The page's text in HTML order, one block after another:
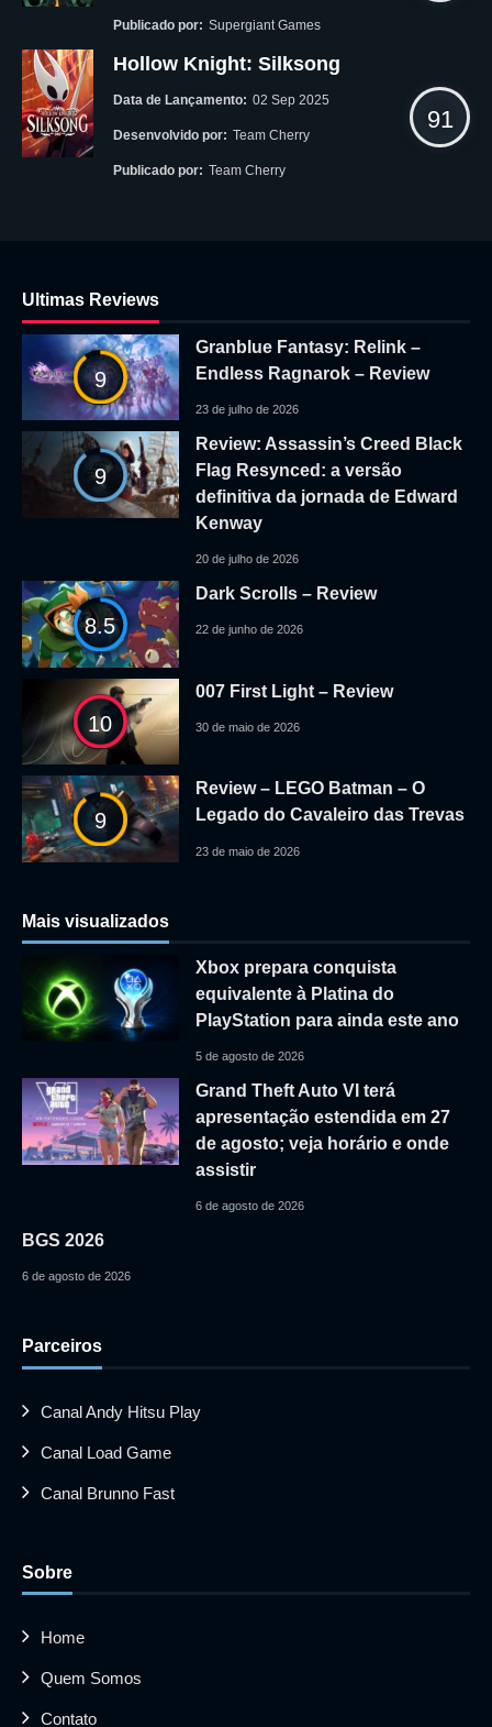
Publicado por: Supergiant Games
Hollow Knight: Silksong
Data de Lançamento: 02 Sep 2025
Desenvolvido por: Team Cherry
Publicado por: Team Cherry
91
Ultimas Reviews
9
Granblue Fantasy: Relink –
Endless Ragnarok – Review
23 de julho de 2026
9
Review: Assassin’s Creed Black
Flag Resynced: a versão
definitiva da jornada de Edward
Kenway
20 de julho de 2026
8.5
Dark Scrolls – Review
22 de junho de 2026
10
007 First Light – Review
30 de maio de 2026
9
Review – LEGO Batman – O
Legado do Cavaleiro das Trevas
23 de maio de 2026
Mais visualizados
Xbox prepara conquista
equivalente à Platina do
PlayStation para ainda este ano
5 de agosto de 2026
Grand Theft Auto VI terá
apresentação estendida em 27
de agosto; veja horário e onde
assistir
6 de agosto de 2026
BGS 2026
6 de agosto de 2026
Parceiros
Canal Andy Hitsu Play
Canal Load Game
Canal Brunno Fast
Sobre
Home
Quem Somos
Contato